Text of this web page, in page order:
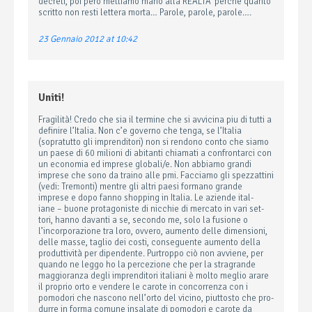
scritto non resti lettera morta… Parole, parole, parole….
23 Gennaio 2012 at 10:42
Uniti!
Fragilità! Credo che sia il termine che si avvicina piu di tutti a
definire l’Italia. Non c’e governo che tenga, se l’Italia
(sopratutto gli imprenditori) non si rendono conto che siamo
un paese di 60 milioni di abitanti chiamati a confrontarci con
un economia ed imprese globali/e. Non abbiamo grandi
imprese che sono da traino alle pmi. Facciamo gli spezzattini
(vedi: Tremonti) mentre gli altri paesi formano grande
imprese e dopo fanno shopping in Italia. Le aziende ital­
iane – buone pro­tag­o­niste di nic­chie di mer­cato in vari set­
tori, hanno davanti a se, secondo me, solo la fusione o
l’incorporazione tra loro, ovvero, aumento delle dimen­sioni,
delle masse, taglio dei costi, con­seguente aumento della
pro­dut­tiv­ità per dipen­dente. Purtroppo ciò non avviene, per
quando ne leggo ho la percezione che per la stra­grande
mag­gio­ranza degli impren­di­tori ital­iani è molto meglio arare
il pro­prio orto e vendere le carote in con­cor­renza con i
pomodori che nascono nell’orto del vicino, piut­tosto che pro­
durre in forma comune insalate di pomodori e carote da